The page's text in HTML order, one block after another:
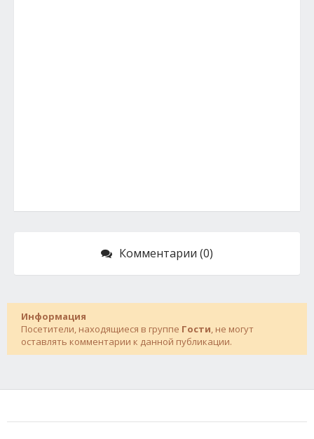
Комментарии (0)
Информация
Посетители, находящиеся в группе Гости, не могут
оставлять комментарии к данной публикации.